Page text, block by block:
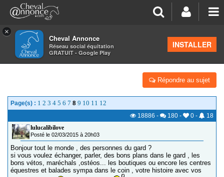
×
Cheval Annonce
Réseau social équitation
GRATUIT - Google Play
INSTALLER
>Les groupes régionaux>Languedoc Roussillon
LES CAVALIERS DU 30
Répondre au sujet
Page(s) : 1 2 3 4 5 6 7 8 9 10 11 12
18886 - 180 - 0 -
18
lulucalibilove
Posté le 02/03/2015 à 20h03
Bonjour tout le monde , des personnes du gard ?
si vous voulez échanger, parler, des bons plans dans le gard , les
bons vétos, maréchals ,ostéos... les boutiques ou encore les centres
équestres et balades sympa dans le coin , votre histoire avec vos